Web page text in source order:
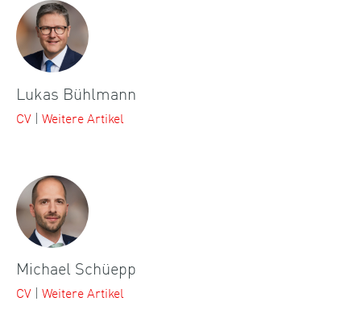
Lukas Bühlmann
CV | Weitere Artikel
Michael Schüepp
CV | Weitere Artikel